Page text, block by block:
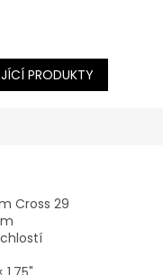
PRODUKTY
Cross 29